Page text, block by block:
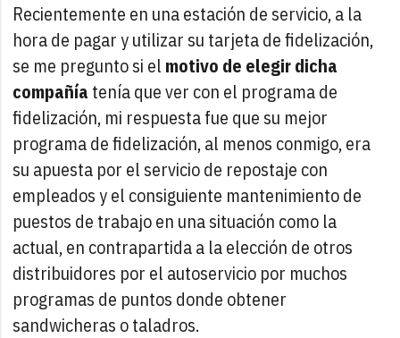
Recientemente en una estación de servicio, a la
hora de pagar y utilizar su tarjeta de fidelización,
se me pregunto si el motivo de elegir dicha
compañía tenía que ver con el programa de
fidelización, mi respuesta fue que su mejor
programa de fidelización, al menos conmigo, era
su apuesta por el servicio de repostaje con
empleados y el consiguiente mantenimiento de
puestos de trabajo en una situación como la
actual, en contrapartida a la elección de otros
distribuidores por el autoservicio por muchos
programas de puntos donde obtener
sandwicheras o taladros.